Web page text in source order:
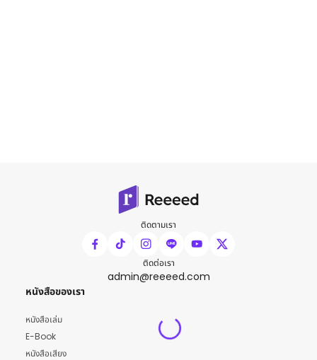
ติดตามเรา
ติดต่อเรา
admin@reeeed.com
หนังสือของเรา
หนังสือเล่ม
E-Book
หนังสือเสียง